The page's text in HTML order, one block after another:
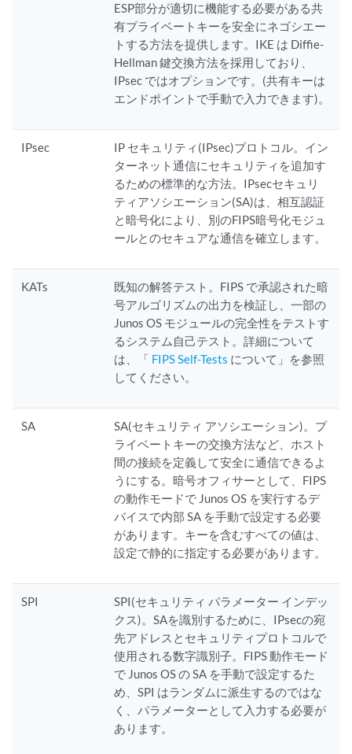
ESP部分が適切に機能する必要がある共
有プライベートキーを安全にネゴシエー
トする方法を提供します。IKE は Diffie-
Hellman 鍵交換方法を採用しており、
IPsec ではオプションです。(共有キーは
エンドポイントで手動で入力できます)。
IPsec
IP セキュリティ(IPsec)プロトコル。イン
ターネット通信にセキュリティを追加す
るための標準的な方法。IPsecセキュリ
ティアソシエーション(SA)は、相互認証
と暗号化により、別のFIPS暗号化モジュ
ールとのセキュアな通信を確立します。
KATs
既知の解答テスト。FIPS で承認された暗
号アルゴリズムの出力を検証し、一部の
Junos OS モジュールの完全性をテストす
るシステム自己テスト。詳細について
は、「 FIPS Self-Tests について」を参照
してください。
SA
SA(セキュリティ アソシエーション)。プ
ライベートキーの交換方法など、ホスト
間の接続を定義して安全に通信できるよ
うにする。暗号オフィサーとして、FIPS
の動作モードで Junos OS を実行するデ
バイスで内部 SA を手動で設定する必要
があります。キーを含むすべての値は、
設定で静的に指定する必要があります。
SPI
SPI(セキュリティ パラメーター インデッ
クス)。SAを識別するために、IPsecの宛
先アドレスとセキュリティプロトコルで
使用される数字識別子。FIPS 動作モード
で Junos OS の SA を手動で設定するた
め、SPI はランダムに派生するのではな
く、パラメーターとして入力する必要が
あります。